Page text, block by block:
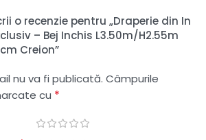
o recenzie pentru „Draperie din In
– Bej Inchis L3.50m/H2.55m
Creion”
nu va fi publicată. Câmpurile
cu *